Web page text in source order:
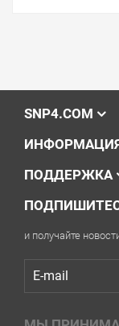
SNP4.COM
ПОДДЕРЖКА
и получайте